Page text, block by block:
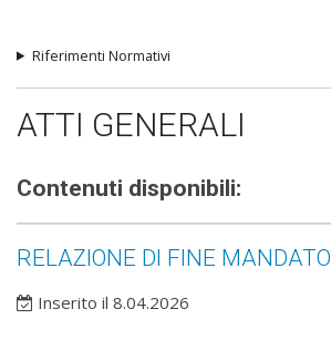
Riferimenti Normativi
ATTI GENERALI
Contenuti disponibili:
RELAZIONE DI FINE MANDATO
Inserito il 8.04.2026